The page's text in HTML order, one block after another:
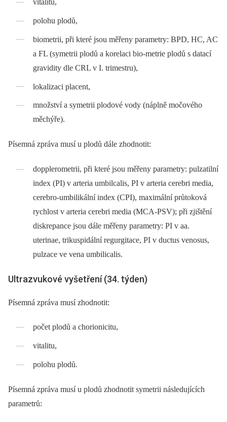
vitalitu,
polohu plodů,
biometrii, při které jsou měřeny parametry: BPD, HC, AC
a FL (symetrii plodů a korelaci bio-metrie plodů s datací
gravidity dle CRL v I. trimestru),
lokalizaci placent,
množství a symetrii plodové vody (náplně močového
měchýře).
Písemná zpráva musí u plodů dále zhodnotit:
dopplerometrii, při které jsou měřeny parametry: pulzatilní
index (PI) v arteria umbilcalis, PI v arteria cerebri media,
cerebro-umbilikální index (CPI), maximální průtoková
rychlost v arteria cerebri media (MCA-PSV); při zjištění
diskrepance jsou dále měřeny parametry: PI v aa.
uterinae, trikuspidální regurgitace, PI v ductus venosus,
pulzace ve vena umbilicalis.
Ultrazvukové vyšetření (34. týden)
Písemná zpráva musí zhodnotit:
počet plodů a chorionicitu,
vitalitu,
polohu plodů.
Písemná zpráva musí u plodů zhodnotit symetrii následujících
parametrů: